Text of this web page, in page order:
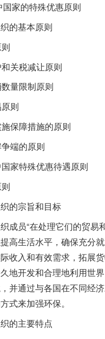
的特殊优惠原则
的基本原则
关税减让原则
量限制原则
则
保障措施的原则
端的原则
特殊优惠待遇原则
的宗旨和目标
员“在处理它们的贸易
高生活水平，确保充分
收入和有效需求，拓展
地开发和合理地利用世
并通过与各国在不同经
式来加强环保。
的主要特点